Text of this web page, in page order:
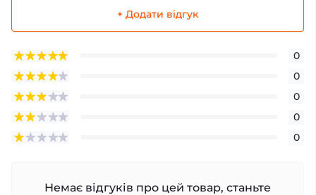
+ Додати відгук
0
0
0
0
0
Немає відгуків про цей товар, станьте